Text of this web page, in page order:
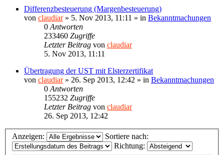
Differenzbesteuerung (Margenbesteuerung)
von claudiar» 5. Nov 2013, 11:11 » in Bekanntmachungen
0 Antworten
233460 Zugriffe
Letzter Beitrag von claudiar
5. Nov 2013, 11:11
Übertragung der UST mit Elsterzertifikat
von claudiar» 26. Sep 2013, 12:42 » in Bekanntmachungen
0 Antworten
155232 Zugriffe
Letzter Beitrag von claudiar
26. Sep 2013, 12:42
Anzeigen:
Sortiere nach:
Richtung: